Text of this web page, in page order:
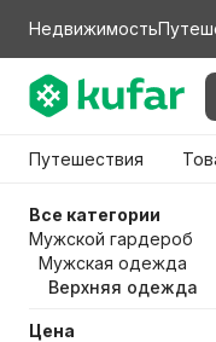
Недвижимость
Путешествия
Все категории
Мужской гардероб
Мужская одежда
Верхняя одежда
Цена